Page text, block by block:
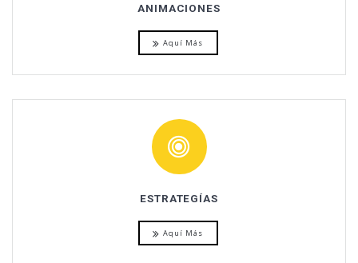
ANIMACIONES
Aquí Más
ESTRATEGÍAS
Aquí Más